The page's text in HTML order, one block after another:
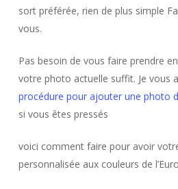
sort préférée, rien de plus simple
vous.
Pas besoin de vous faire prendre
votre photo actuelle suffit. Je vous
procédure pour ajouter une photo
si vous êtes pressés
voici comment faire pour avoir
personnalisée aux couleurs de